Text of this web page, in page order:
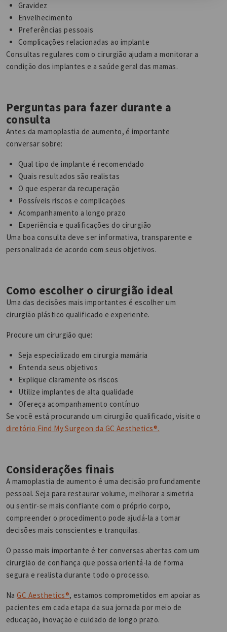
Gravidez
Envelhecimento
Preferências pessoais
Complicações relacionadas ao implante
Consultas regulares com o cirurgião ajudam a monitorar a
condição dos implantes e a saúde geral das mamas.
Perguntas para fazer durante a
consulta
Antes da mamoplastia de aumento, é importante
conversar sobre:
Qual tipo de implante é recomendado
Quais resultados são realistas
O que esperar da recuperação
Possíveis riscos e complicações
Acompanhamento a longo prazo
Experiência e qualificações do cirurgião
Uma boa consulta deve ser informativa, transparente e
personalizada de acordo com seus objetivos.
Como escolher o cirurgião ideal
Uma das decisões mais importantes é escolher um
cirurgião plástico qualificado e experiente.
Procure um cirurgião que:
Seja especializado em cirurgia mamária
Entenda seus objetivos
Explique claramente os riscos
Utilize implantes de alta qualidade
Ofereça acompanhamento contínuo
Se você está procurando um cirurgião qualificado, visite o
diretório Find My Surgeon da GC Aesthetics®.
Considerações finais
A mamoplastia de aumento é uma decisão profundamente
pessoal. Seja para restaurar volume, melhorar a simetria
ou sentir-se mais confiante com o próprio corpo,
compreender o procedimento pode ajudá-la a tomar
decisões mais conscientes e tranquilas.
O passo mais importante é ter conversas abertas com um
cirurgião de confiança que possa orientá-la de forma
segura e realista durante todo o processo.
NaGC Aesthetics®, estamos comprometidos em apoiar as
pacientes em cada etapa da sua jornada por meio de
educação, inovação e cuidado de longo prazo.